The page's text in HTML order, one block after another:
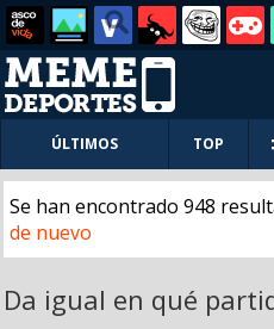
ÚLTIMOS TOP
Se han encontrado 948
de nuevo
Da igual en qué